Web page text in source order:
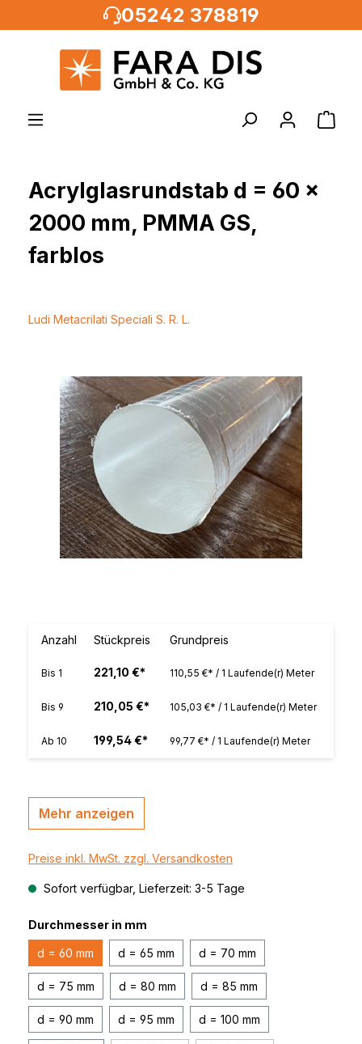
05242 378819
Acrylglasrundstab d = 60 x
2000 mm, PMMA GS,
farblos
Ludi Metacrilati Speciali S. R. L.
Bildergalerie überspringen
Anzahl Stückpreis Grundpreis
Bis 1 221,10 €* 110,55 €* / 1 Laufende(r) Meter
Bis 9 210,05 €* 105,03 €* / 1 Laufende(r) Meter
Ab 10 199,54 €* 99,77 €* / 1 Laufende(r) Meter
Mehr anzeigen
Preise inkl. MwSt. zzgl. Versandkosten
Sofort verfügbar, Lieferzeit: 3-5 Tage
Durchmesser in mm
d = 60 mm d = 65 mm d = 70 mm
d = 75 mm d = 80 mm d = 85 mm
d = 90 mm d = 95 mm d = 100 mm